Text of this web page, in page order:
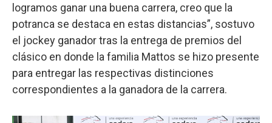
logramos ganar una buena carrera, creo que la
potranca se destaca en estas distancias”, sostuvo
el jockey ganador tras la entrega de premios del
clásico en donde la familia Mattos se hizo presente
para entregar las respectivas distinciones
correspondientes a la ganadora de la carrera.